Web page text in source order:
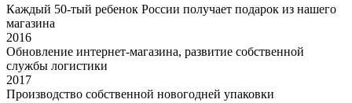
Каждый 50-тый ребенок России получает подарок из нашего
магазина
2016
Обновление интернет-магазина, развитие собственной
службы логистики
2017
Производство собственной новогодней упаковки